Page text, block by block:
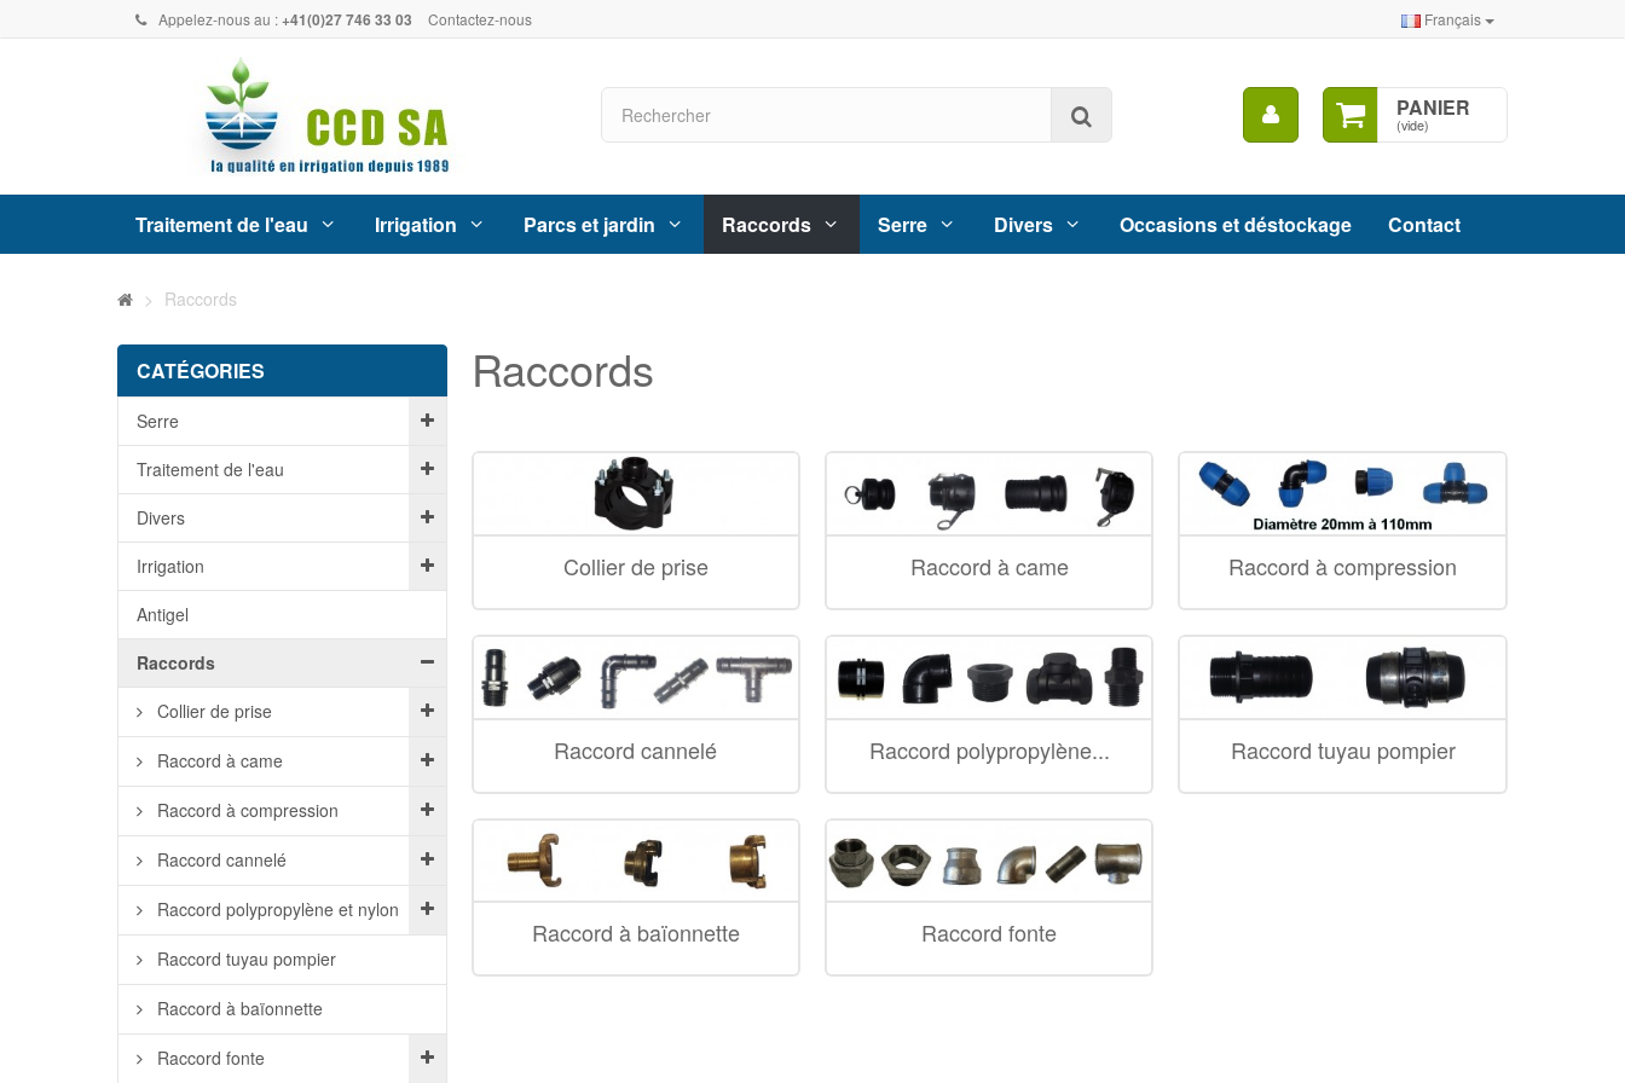
Appelez-nous au :+41(0)27 746 33 03 Contactez-nous Français
PANIER
(vide)
Mon
compte
Traitement de l'eau Irrigation Parcs et jardin Raccords Serre Divers Occasions et déstockage Contact
> Raccords
CATÉGORIES
Serre
Traitement de l'eau
Divers
Irrigation
Antigel
Raccords
Collier de prise
Raccord à came
Raccord à compression
Raccord cannelé
Raccord polypropylène et nylon
Raccord tuyau pompier
Raccord à baïonnette
Raccord fonte
Raccords
Collier de prise Raccord à came Raccord à compression
Raccord cannelé Raccord polypropylène... Raccord tuyau pompier
Raccord à baïonnette Raccord fonte